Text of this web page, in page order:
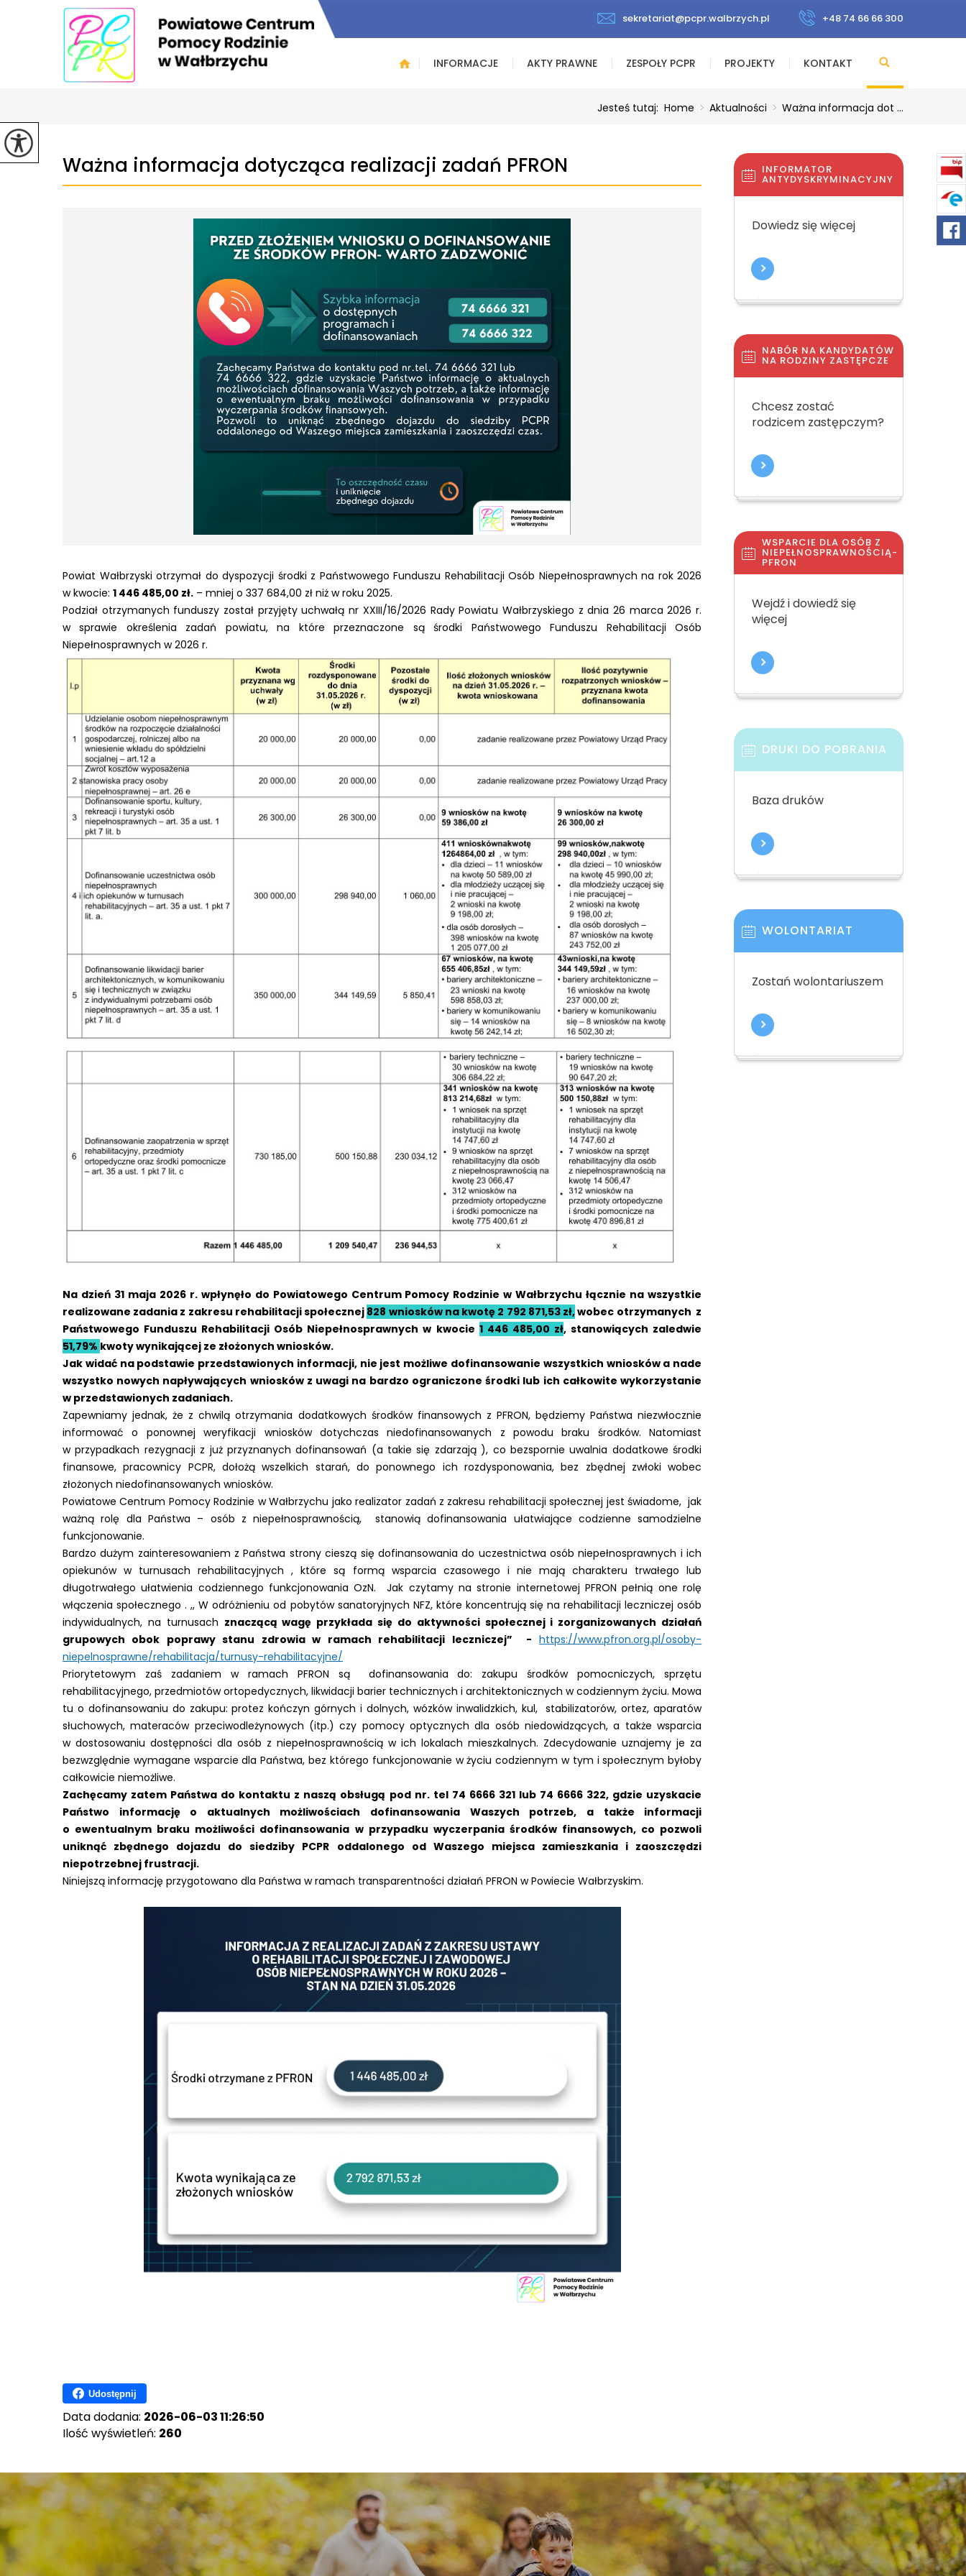
sekretariat@pcpr.walbrzych.pl +48 74 66 66 300
INFORMACJE AKTY PRAWNE ZESPOŁY PCPR PROJEKTY KONTAKT
Jesteś tutaj: Home > Aktualności > Ważna informacja dot ...
Ważna informacja dotycząca realizacji zadań PFRON
Powiat Wałbrzyski otrzymał do dyspozycji środki z Państwowego Funduszu Rehabilitacji Osób Niepełnosprawnych na rok 2026
w kwocie: 1 446 485,00 zł. – mniej o 337 684,00 zł niż w roku 2025.
Podział otrzymanych funduszy został przyjęty uchwałą nr XXIII/16/2026 Rady Powiatu Wałbrzyskiego z dnia 26 marca 2026 r.
w sprawie określenia zadań powiatu, na które przeznaczone są środki Państwowego Funduszu Rehabilitacji Osób
Niepełnosprawnych w 2026 r.
Na dzień 31 maja 2026 r. wpłynęło do Powiatowego Centrum Pomocy Rodzinie w Wałbrzychu łącznie na wszystkie
realizowane zadania z zakresu rehabilitacji społecznej 828 wniosków na kwotę 2 792 871,53 zł,wobec otrzymanych z
Państwowego Funduszu Rehabilitacji Osób Niepełnosprawnych w kwocie 1 446 485,00 zł, stanowiących zaledwie
51,79% kwoty wynikającej ze złożonych wniosków.
Jak widać na podstawie przedstawionych informacji, nie jest możliwe dofinansowanie wszystkich wniosków a nade
wszystko nowych napływających wniosków z uwagi na bardzo ograniczone środki lub ich całkowite wykorzystanie
w przedstawionych zadaniach.
Zapewniamy jednak, że z chwilą otrzymania dodatkowych środków finansowych z PFRON, będziemy Państwa niezwłocznie
informować o ponownej weryfikacji wniosków dotychczas niedofinansowanych z powodu braku środków. Natomiast
w przypadkach rezygnacji z już przyznanych dofinansowań (a takie się zdarzają ), co bezspornie uwalnia dodatkowe środki
finansowe, pracownicy PCPR, dołożą wszelkich starań, do ponownego ich rozdysponowania, bez zbędnej zwłoki wobec
złożonych niedofinansowanych wniosków.
Powiatowe Centrum Pomocy Rodzinie w Wałbrzychu jako realizator zadań z zakresu rehabilitacji społecznej jest świadome, jak
ważną rolę dla Państwa – osób z niepełnosprawnością, stanowią dofinansowania ułatwiające codzienne samodzielne
funkcjonowanie.
Bardzo dużym zainteresowaniem z Państwa strony cieszą się dofinansowania do uczestnictwa osób niepełnosprawnych i ich
opiekunów w turnusach rehabilitacyjnych , które są formą wsparcia czasowego i nie mają charakteru trwałego lub
długotrwałego ułatwienia codziennego funkcjonowania OzN. Jak czytamy na stronie internetowej PFRON pełnią one rolę
włączenia społecznego . ,, W odróżnieniu od pobytów sanatoryjnych NFZ, które koncentrują się na rehabilitacji leczniczej osób
indywidualnych, na turnusach znaczącą wagę przykłada się do aktywności społecznej i zorganizowanych działań
grupowych obok poprawy stanu zdrowia w ramach rehabilitacji leczniczej” - https://www.pfron.org.pl/osoby-
niepelnosprawne/rehabilitacja/turnusy-rehabilitacyjne/
Priorytetowym zaś zadaniem w ramach PFRON są dofinansowania do: zakupu środków pomocniczych, sprzętu
rehabilitacyjnego, przedmiotów ortopedycznych, likwidacji barier technicznych i architektonicznych w codziennym życiu. Mowa
tu o dofinansowaniu do zakupu: protez kończyn górnych i dolnych, wózków inwalidzkich, kul, stabilizatorów, ortez, aparatów
słuchowych, materaców przeciwodleżynowych (itp.) czy pomocy optycznych dla osób niedowidzących, a także wsparcia
w dostosowaniu dostępności dla osób z niepełnosprawnością w ich lokalach mieszkalnych. Zdecydowanie uznajemy je za
bezwzględnie wymagane wsparcie dla Państwa, bez którego funkcjonowanie w życiu codziennym w tym i społecznym byłoby
całkowicie niemożliwe.
Zachęcamy zatem Państwa do kontaktu z naszą obsługą pod nr. tel 74 6666 321 lub 74 6666 322, gdzie uzyskacie
Państwo informację o aktualnych możliwościach dofinansowania Waszych potrzeb, a także informacji
o ewentualnym braku możliwości dofinansowania w przypadku wyczerpania środków finansowych, co pozwoli
uniknąć zbędnego dojazdu do siedziby PCPR oddalonego od Waszego miejsca zamieszkania i zaoszczędzi
niepotrzebnej frustracji.
Niniejszą informację przygotowano dla Państwa w ramach transparentności działań PFRON w Powiecie Wałbrzyskim.
Udostępnij
Data dodania: 2026-06-03 11:26:50
Ilość wyświetleń: 260
INFORMATOR
ANTYDYSKRYMINACYJNY
Dowiedz się więcej
NABÓR NA KANDYDATÓW
NA RODZINY ZASTĘPCZE
Chcesz zostać
rodzicem zastępczym?
WSPARCIE DLA OSÓB Z
NIEPEŁNOSPRAWNOŚCIĄ-
PFRON
Wejdź i dowiedź się
więcej
DRUKI DO POBRANIA
Baza druków
WOLONTARIAT
Zostań wolontariuszem